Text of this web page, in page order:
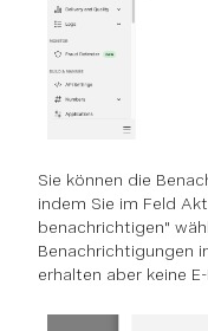
Sie können die
indem Sie im Feld
benachrichtigen"
Benachrichtigungen
erhalten aber keine